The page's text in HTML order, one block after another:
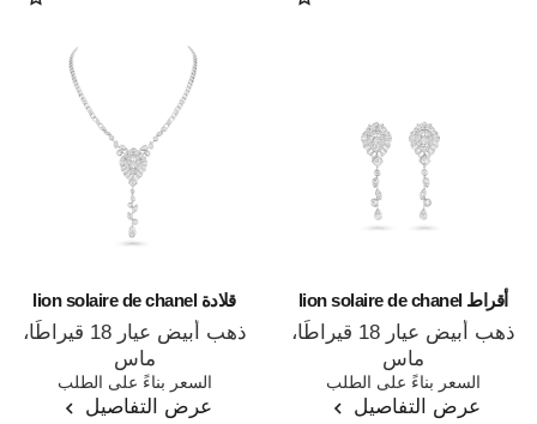
أقراط lion solaire de chanel
ذهب أبيض عيار 18 قيراطًا،
ماس
المرجع J65422السعر بناءً على الطلب
عرض التفاصيل
قلادة lion solaire de chanel
ذهب أبيض عيار 18 قيراطًا،
ماس
المرجع J65377السعر بناءً على الطلب
عرض التفاصيل